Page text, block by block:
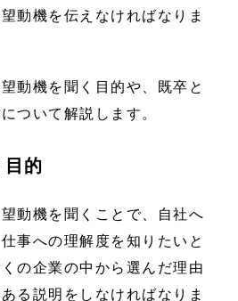
動機を伝えなければなりま
動機を聞く目的や、既卒と
ついて解説します。
的
動機を聞くことで、自社へ
事への理解度を知りたいと
の企業の中から選んだ理由
る説明をしなければなりま